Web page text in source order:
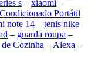
s – xiaomi –
Portátil
note 14 – tenis nike
– guarda roupa –
Cozinha – Alexa –